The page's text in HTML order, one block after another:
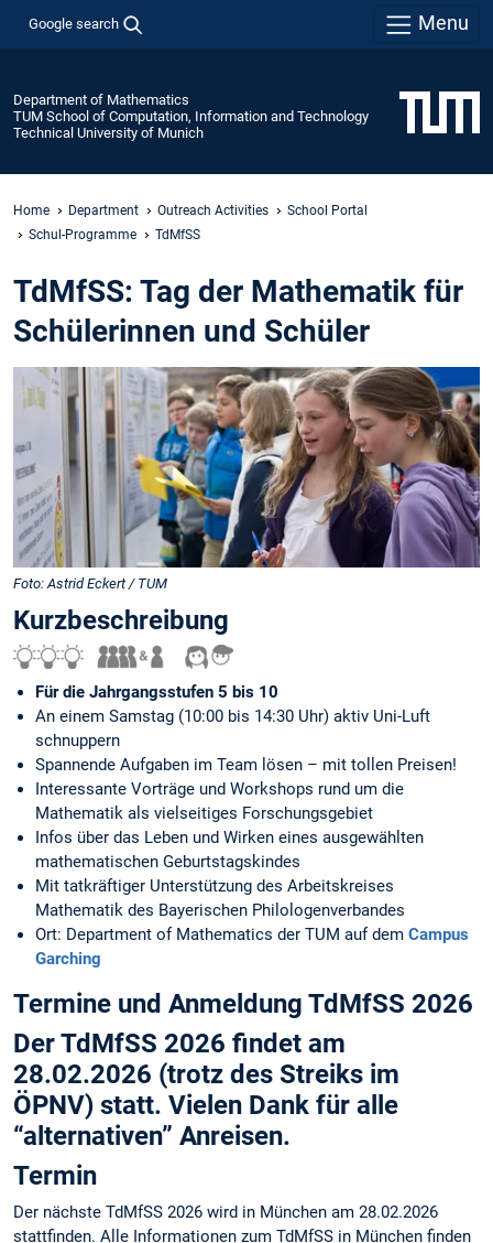
Google search Menu
Department of Mathematics
TUM School of Computation, Information and Technology
Technical University of Munich
Home Department Outreach Activities
School Portal
Schul-Programme
TdMfSS
TdMfSS: Tag der Mathematik für
Schülerinnen und Schüler
Foto: Astrid Eckert / TUM
Kurzbeschreibung
Für die Jahrgangsstufen 5 bis 10
An einem Samstag (10:00 bis 14:30 Uhr) aktiv Uni-Luft
schnuppern
Spannende Auf­ga­ben im Team lösen – mit tollen Preisen!
Interessante Vorträge und Workshops rund um die
Mathematik als vielseitiges For­schungs­gebiet
Infos über das Leben und Wirken eines ausgewählten
mathematischen Geburtstagskindes
Mit tatkräftiger Unterstützung des Arbeitskreises
Mathematik des Bayerischen Philologenverbandes
Ort: Department of Mathematics der TUM auf dem Campus
Garching
Termine und Anmeldung TdMfSS 2026
Der TdMfSS 2026 findet am
28.02.2026 (trotz des Streiks im
ÖPNV) statt. Vielen Dank für alle
“alternativen” Anreisen.
Termin
Der nächste TdMfSS 2026 wird in München am 28.02.2026
stattfinden. Alle Informationen zum TdMfSS in München finden